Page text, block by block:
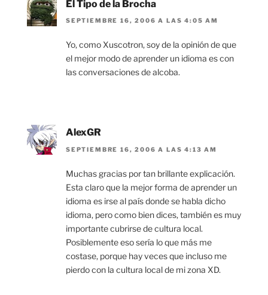
El Tipo de la Brocha
SEPTIEMBRE 16, 2006 A LAS 4:05 AM
Yo, como Xuscotron, soy de la opinión de que
el mejor modo de aprender un idioma es con
las conversaciones de alcoba.
AlexGR
SEPTIEMBRE 16, 2006 A LAS 4:13 AM
Muchas gracias por tan brillante explicación.
Esta claro que la mejor forma de aprender un
idioma es irse al país donde se habla dicho
idioma, pero como bien dices, también es muy
importante cubrirse de cultura local.
Posiblemente eso sería lo que más me
costase, porque hay veces que incluso me
pierdo con la cultura local de mi zona XD.